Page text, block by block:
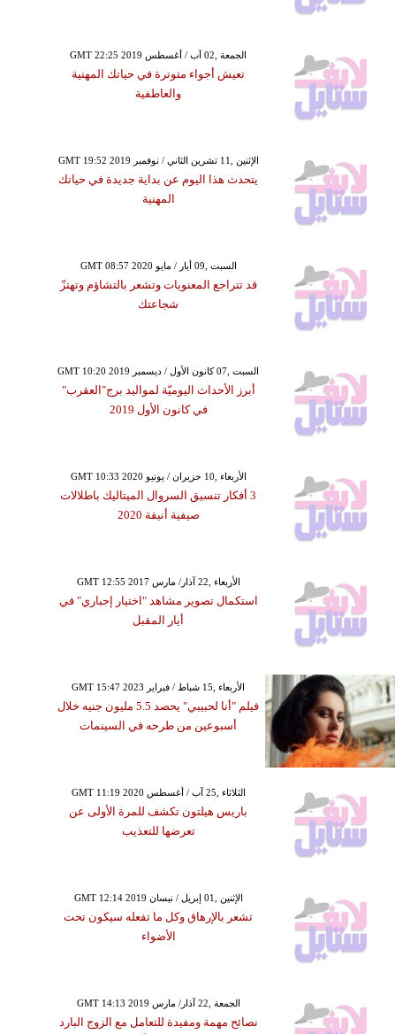
GMT 22:25 2019 الجمعة ,02 آب / أغسطس
تعيش أجواء متوترة في حياتك المهنية
والعاطفية
GMT 19:52 2019 الإثنين ,11 تشرين الثاني / نوفمبر
يتحدث هذا اليوم عن بداية جديدة في حياتك
المهنية
GMT 08:57 2020 السبت ,09 أيار / مايو
قد تتراجع المعنويات وتشعر بالتشاؤم وتهتزّ
شجاعتك
GMT 10:20 2019 السبت ,07 كانون الأول / ديسمبر
أبرز الأحداث اليوميّة لمواليد برج"العقرب"
في كانون الأول 2019
GMT 10:33 2020 الأربعاء ,10 حزيران / يونيو
3 أفكار تنسيق السروال الميتاليك باطلالات
صيفية أنيقة 2020
GMT 12:55 2017 الأربعاء ,22 آذار/ مارس
استكمال تصوير مشاهد "اختيار إجباري" في
أيار المقبل
GMT 15:47 2023 الأربعاء ,15 شباط / فبراير
فيلم "أنا لحبيبي" يحصد 5.5 مليون جنيه خلال
أسبوعين من طرحه في السينمات
GMT 11:19 2020 الثلاثاء ,25 آب / أغسطس
باريس هيلتون تكشف للمرة الأولى عن
تعرضها للتعذيب
GMT 12:14 2019 الإثنين ,01 إبريل / نيسان
تشعر بالإرهاق وكل ما تفعله سيكون تحت
الأضواء
GMT 14:13 2019 الجمعة ,22 آذار/ مارس
نصائح مهمة ومفيدة للتعامل مع الزوج البارد